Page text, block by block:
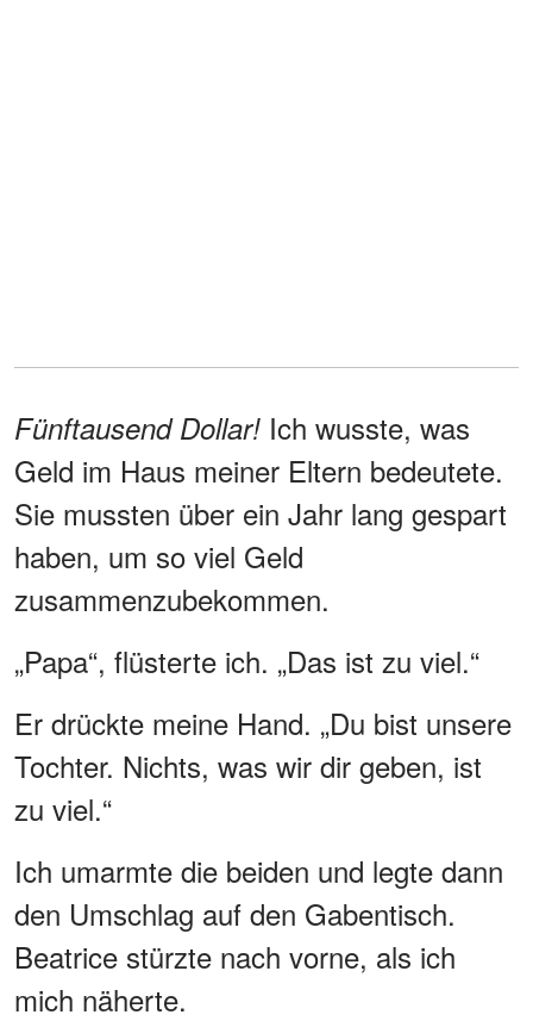
Fünftausend Dollar! Ich wusste, was
Geld im Haus meiner Eltern bedeutete.
Sie mussten über ein Jahr lang gespart
haben, um so viel Geld
zusammenzubekommen.
„Papa“, flüsterte ich. „Das ist zu viel.“
Er drückte meine Hand. „Du bist unsere
Tochter. Nichts, was wir dir geben, ist
zu viel.“
Ich umarmte die beiden und legte dann
den Umschlag auf den Gabentisch.
Beatrice stürzte nach vorne, als ich
mich näherte.